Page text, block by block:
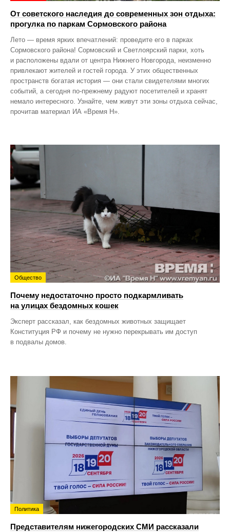
От советского наследия до современных зон отдыха:
прогулка по паркам Сормовского района
Лето — время ярких впечатлений: проведите его в парках
Сормовского района! Сормовский и Светлоярский парки, хоть
и расположены вдали от центра Нижнего Новгорода, неизменно
привлекают жителей и гостей города. У этих общественных
пространств богатая история — они стали свидетелями многих
событий, а сегодня по‑прежнему радуют посетителей и хранят
немало интересного. Узнайте, чем живут эти зоны отдыха сейчас,
прочитав материал ИА «Время Н».
Общество
Почему недостаточно просто подкармливать
на улицах бездомных кошек
Эксперт рассказал, как бездомных животных защищает
Конституция РФ и почему не нужно перекрывать им доступ
в подвалы домов.
Политика
Представителям нижегородских СМИ рассказали